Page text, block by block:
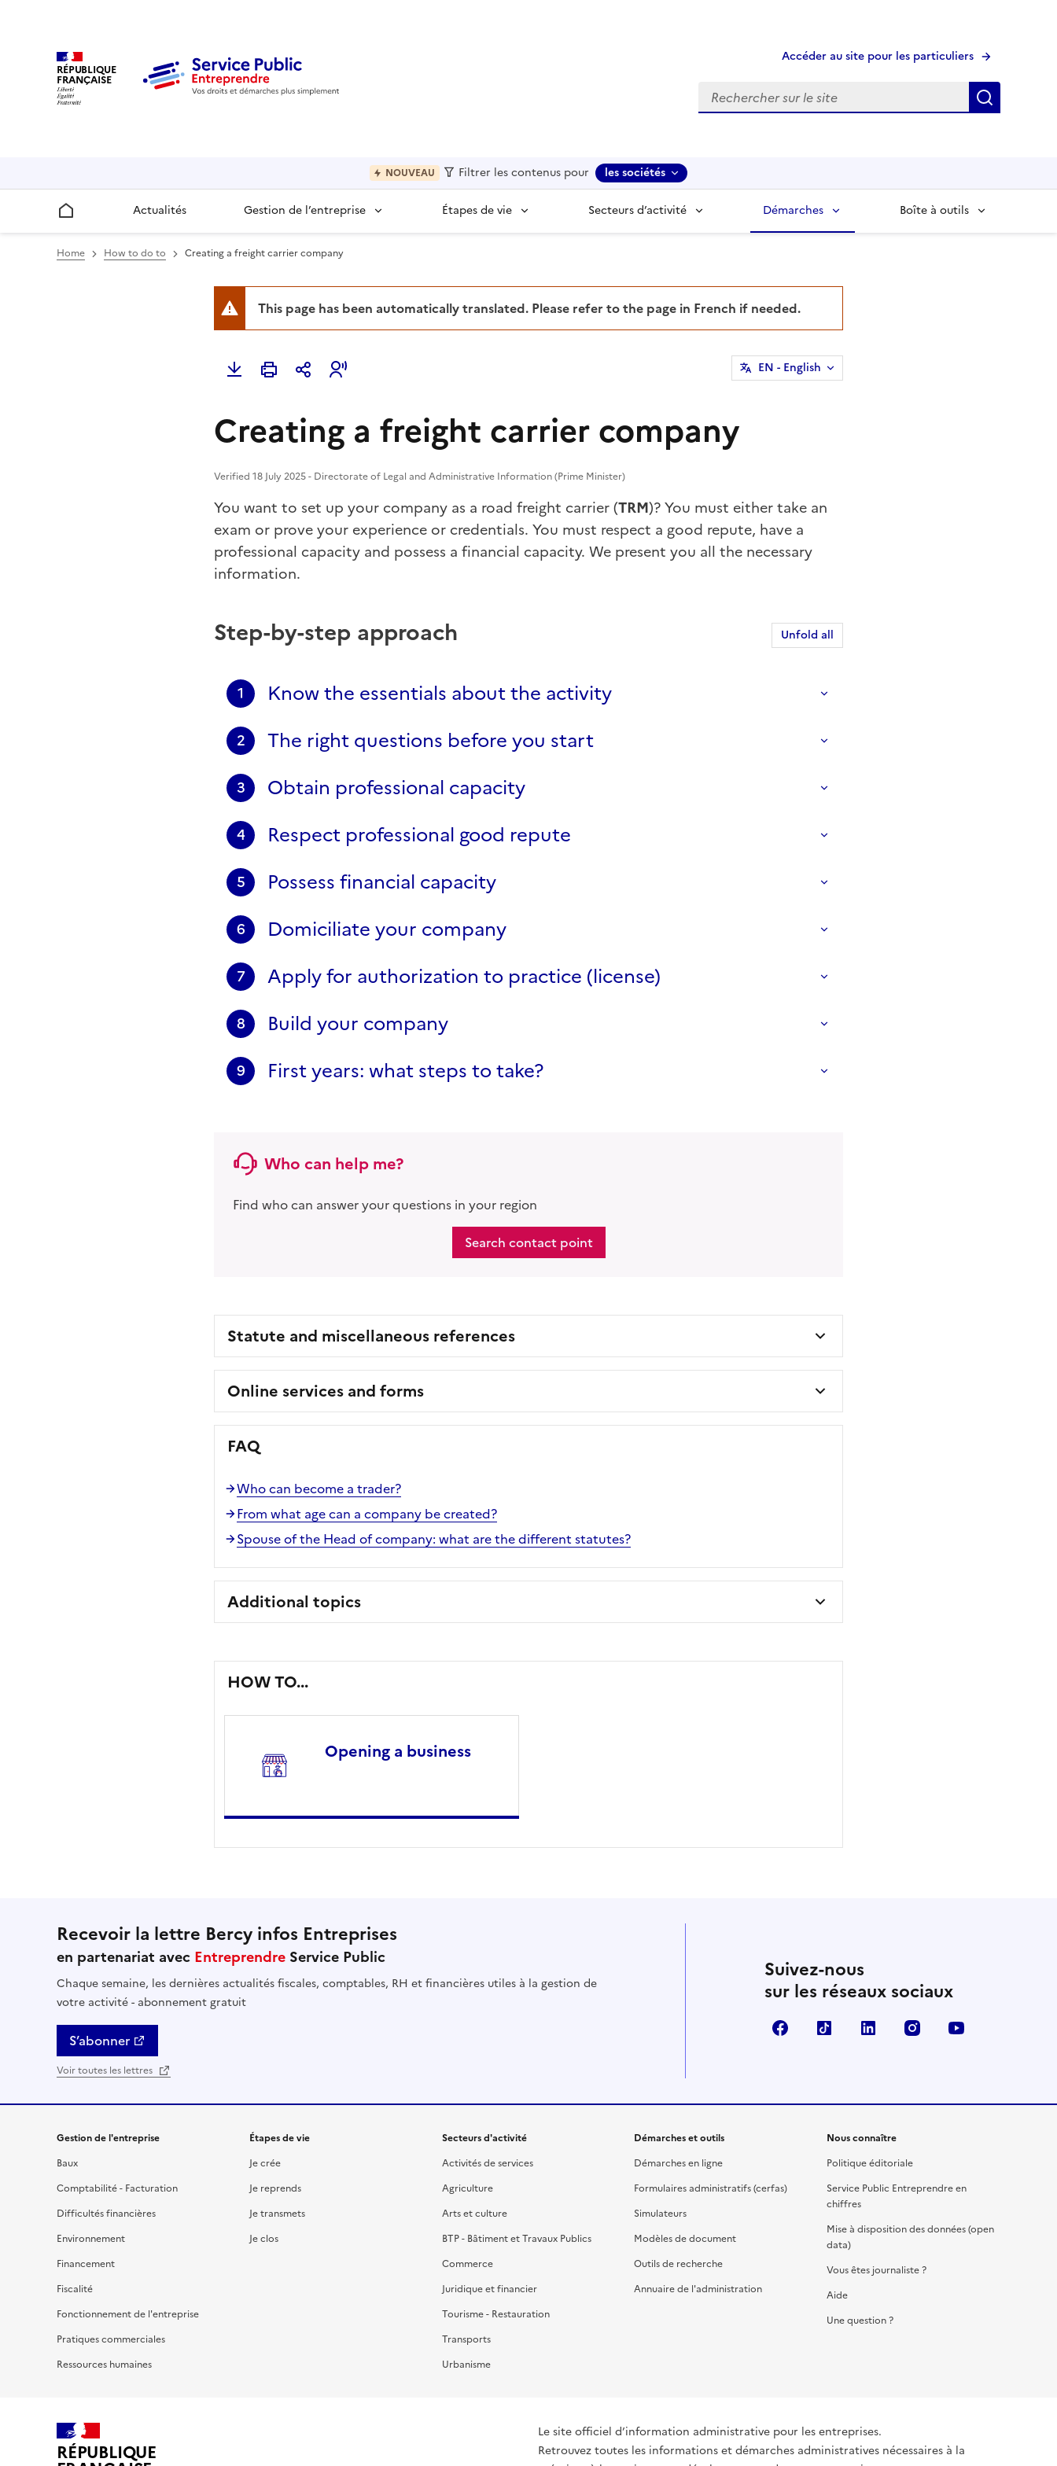
RÉPUBLIQUE
FRANÇAISE
Accéder au site pour les particuliers
Recherche
NOUVEAU Filtrer les contenus pour les sociétés
Accueil Actualités Gestion de l’entreprise Étapes de vie Secteurs d’activité Démarches Boîte à outils
Home How to do to Creating a freight carrier company
This page has been automatically translated. Please refer to the page in French if needed.
EN - English
Creating a freight carrier company
Verified 18 July 2025 - Directorate of Legal and Administrative Information (Prime Minister)
You want to set up your company as a road freight carrier (TRM)? You must either take an
exam or prove your experience or credentials. You must respect a good repute, have a
professional capacity and possess a financial capacity. We present you all the necessary
information.
Step-by-step approach Unfold all
1 Know the essentials about the activity
2 The right questions before you start
3 Obtain professional capacity
4 Respect professional good repute
5 Possess financial capacity
6 Domiciliate your company
7 Apply for authorization to practice (license)
8 Build your company
9 First years: what steps to take?
Who can help me?
Find who can answer your questions in your region
Search contact point
Statute and miscellaneous references
Online services and forms
FAQ
Who can become a trader?
From what age can a company be created?
Spouse of the Head of company: what are the different statutes?
Additional topics
HOW TO...
Opening a business
Recevoir la lettre Bercy infos Entreprises
en partenariat avec Entreprendre Service Public
Chaque semaine, les dernières actualités fiscales, comptables, RH et financières utiles à la gestion de
votre activité - abonnement gratuit
S’abonner
Voir toutes les lettres
Suivez-nous
sur les réseaux sociaux
FacebookTikTok Linkedin Instagram
Gestion de l'entreprise
Baux
Comptabilité - Facturation
Difficultés financières
Environnement
Financement
Fiscalité
Fonctionnement de l'entreprise
Pratiques commerciales
Ressources humaines
Étapes de vie
Je crée
Je reprends
Je transmets
Je clos
Secteurs d'activité
Activités de services
Agriculture
Arts et culture
BTP - Bâtiment et Travaux Publics
Commerce
Juridique et financier
Tourisme - Restauration
Transports
Urbanisme
Démarches et outils
Démarches en ligne
Formulaires administratifs (cerfas)
Simulateurs
Modèles de document
Outils de recherche
Annuaire de l'administration
Nous connaître
Politique éditoriale
Service Public Entreprendre en
chiffres
Mise à disposition des données (open
data)
Vous êtes journaliste ?
Aide
Une question ?
RÉPUBLIQUE
Le site officiel d’information administrative pour les entreprises.
Retrouvez toutes les informations et démarches administratives nécessaires à la